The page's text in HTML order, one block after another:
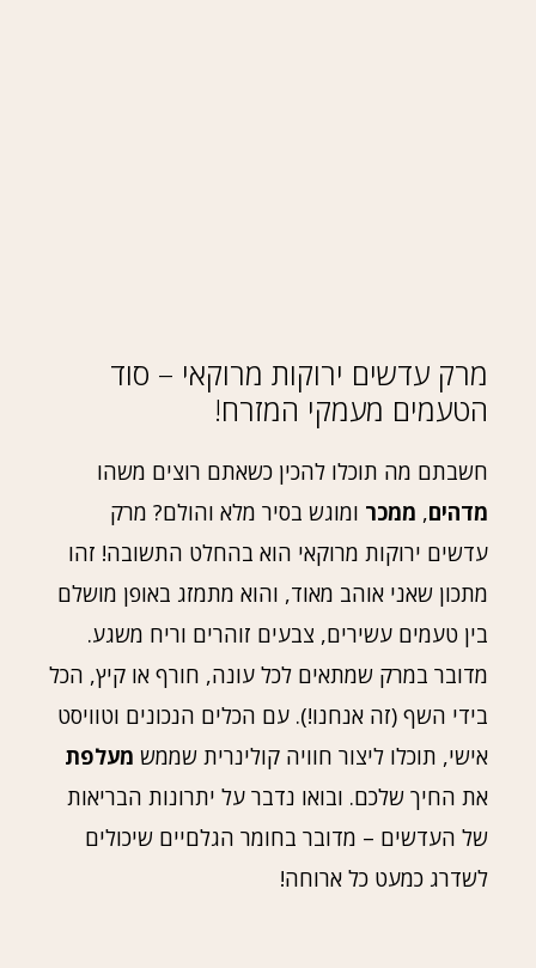
מרק עדשים ירוקות מרוקאי – סוד
הטעמים מעמקי המזרח!
חשבתם מה תוכלו להכין כשאתם רוצים משהו
מדהים, ממכר ומוגש בסיר מלא והולם? מרק
עדשים ירוקות מרוקאי הוא בהחלט התשובה! זהו
מתכון שאני אוהב מאוד, והוא מתמזג באופן מושלם
בין טעמים עשירים, צבעים זוהרים וריח משגע.
מדובר במרק שמתאים לכל עונה, חורף או קיץ, הכל
בידי השף (זה אנחנו!). עם הכלים הנכונים וטוויסט
אישי, תוכלו ליצור חוויה קולינרית שממש מעלפת
את החיך שלכם. ובואו נדבר על יתרונות הבריאות
של העדשים – מדובר בחומר הגלםיים שיכולים
לשדרג כמעט כל ארוחה!